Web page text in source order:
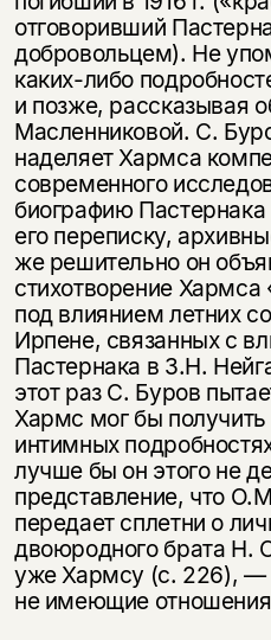
отговоривший
добровольцем). Не
каких-либо
и позже, рассказывая
Масленниковой. С.
наделяет Хармса
современного
биографию
его переписку,
же решительно он
стихотворение
под влиянием летних
Ирпене, связанных с
Пастернака в З.Н.
этот раз С. Буров
Хармс мог бы получить
интимных
лучше бы он этого не
представление, что
передает сплетни о
двоюродного брата Н.
уже Хармсу (с. 226), —
не имеющие отношения